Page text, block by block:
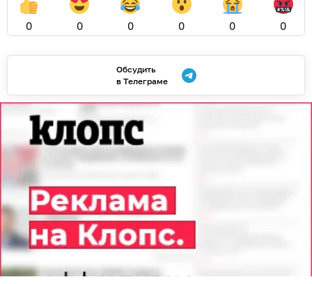
0 0 0 0 0 0
Обсудить
в Телеграме